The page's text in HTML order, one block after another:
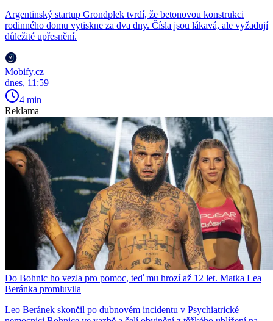
Argentinský startup Grondplek tvrdí, že betonovou konstrukci
rodinného domu vytiskne za dva dny. Čísla jsou lákavá, ale vyžadují
důležité upřesnění.
Mobify.cz
dnes, 11:59
4 min
Reklama
Do Bohnic ho vezla pro pomoc, teď mu hrozí až 12 let. Matka Lea
Beránka promluvila
Leo Beránek skončil po dubnovém incidentu v Psychiatrické